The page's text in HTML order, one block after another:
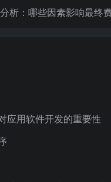
析：哪些因素影响最终
应用软件开发的重要性